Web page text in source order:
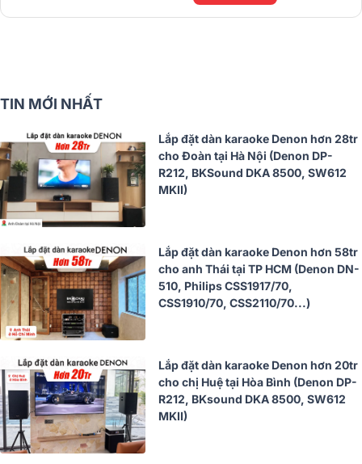
TIN MỚI NHẤT
Lắp đặt dàn karaoke Denon hơn 28tr
cho Đoàn tại Hà Nội (Denon DP-
R212, BKSound DKA 8500, SW612
MKII)
Lắp đặt dàn karaoke Denon hơn 58tr
cho anh Thái tại TP HCM (Denon DN-
510, Philips CSS1917/70,
CSS1910/70, CSS2110/70...)
Lắp đặt dàn karaoke Denon hơn 20tr
cho chị Huệ tại Hòa Bình (Denon DP-
R212, BKsound DKA 8500, SW612
MKII)